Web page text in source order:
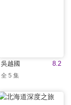
8.2
吳越國
全 5 集